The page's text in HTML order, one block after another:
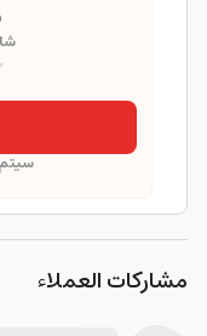
مشاركات العملاء